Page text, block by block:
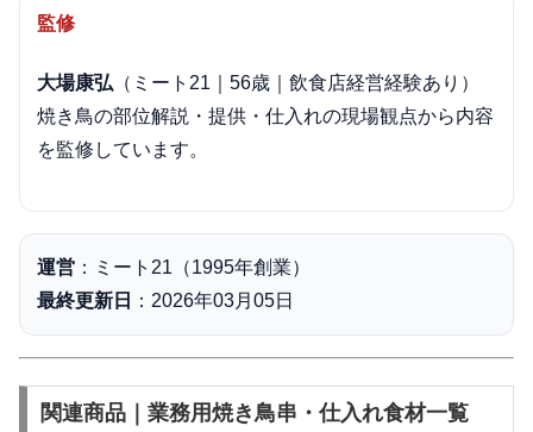
監修
大場康弘 （ミート21｜56歳｜飲食店経営経験あり）
焼き鳥の部位解説・提供・仕入れの現場観点から内容
を監修しています。
運営 ：ミート21（1995年創業）
最終更新日
：2026年03月05日
関連商品｜業務用焼き鳥串・仕入れ食材一覧